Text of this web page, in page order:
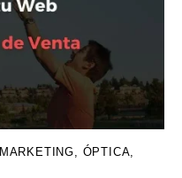
MARKETING, ÓPTICA,